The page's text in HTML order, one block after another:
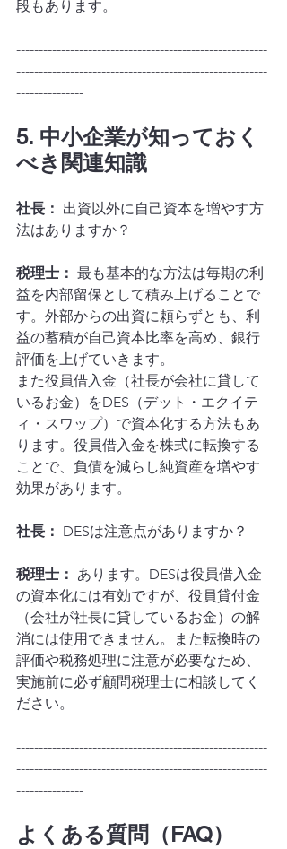
段もあります。
--------------------------------------------------------
--------------------------------------------------------
---------------
5. 中小企業が知っておく
べき関連知識
社長： 出資以外に自己資本を増やす方
法はありますか？
税理士： 最も基本的な方法は毎期の利
益を内部留保として積み上げることで
す。外部からの出資に頼らずとも、利
益の蓄積が自己資本比率を高め、銀行
評価を上げていきます。
また役員借入金（社長が会社に貸して
いるお金）をDES（デット・エクイテ
ィ・スワップ）で資本化する方法もあ
ります。役員借入金を株式に転換する
ことで、負債を減らし純資産を増やす
効果があります。
社長： DESは注意点がありますか？
税理士： あります。DESは役員借入金
の資本化には有効ですが、役員貸付金
（会社が社長に貸しているお金）の解
消には使用できません。また転換時の
評価や税務処理に注意が必要なため、
実施前に必ず顧問税理士に相談してく
ださい。
--------------------------------------------------------
--------------------------------------------------------
---------------
よくある質問（FAQ）